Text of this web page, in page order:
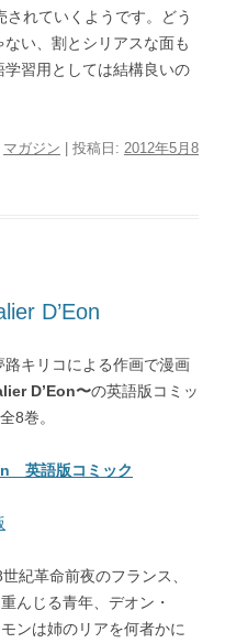
れていくようです。どう
い、割とシリアスな面も
習用としては結構良いの
マガジン | 投稿日: 2012年5月8
D’Eon
キリコによる作画で漫画
D’Eon〜の英語版コミッ
8巻。
英語版コミック
紀革命前夜のフランス、
んじる青年、デオン・
モンは姉のリアを何者かに